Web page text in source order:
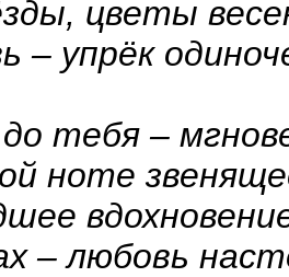
цветы
– упрёк
тебя –
ноте
– любовь